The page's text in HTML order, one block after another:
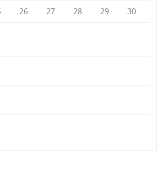
26 27 28 29
30